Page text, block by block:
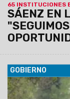
65 INSTITUCIONES
SÁENZ EN
GOBIERNO
09/08/2026
finalizada la